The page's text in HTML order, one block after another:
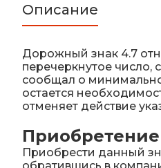
Описание
Дорожный знак 4.7
перечеркнутое число,
сообщал о минимально
остается
отменяет действие
Приобрести данный